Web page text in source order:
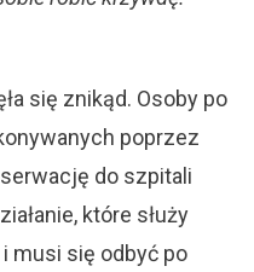
się znikąd. Osoby po
poprzez
do szpitali
które służy
musi się odbyć po